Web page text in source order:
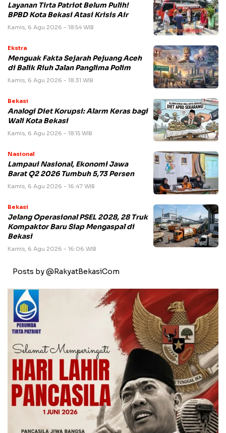
Layanan Tirta Patriot Belum Pulih!
BPBD Kota Bekasi Atasi Krisis Air
Kamis, 6 Agu 2026 - 18:54 WIB
Ekstra
Menguak Fakta Sejarah Pejuang Aceh
di Balik Riuh Jalan Panglima Polim
Kamis, 6 Agu 2026 - 18:31 WIB
Bekasi
Analogi Diet Korupsi: Alarm Keras bagi
Wali Kota Bekasi
Kamis, 6 Agu 2026 - 18:15 WIB
Nasional
Lampaui Nasional, Ekonomi Jawa
Barat Q2 2026 Tumbuh 5,73 Persen
Kamis, 6 Agu 2026 - 16:47 WIB
Bekasi
Jelang Operasional PSEL 2028, 28 Truk
Kompaktor Baru Siap Mengaspal di
Bekasi
Kamis, 6 Agu 2026 - 16:06 WIB
Posts by @RakyatBekasiCom